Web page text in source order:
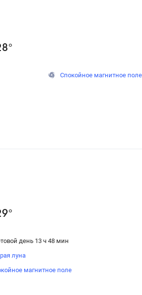
°
Спокойное магнитное поле
°
день 13 ч 48 мин
луна
магнитное поле